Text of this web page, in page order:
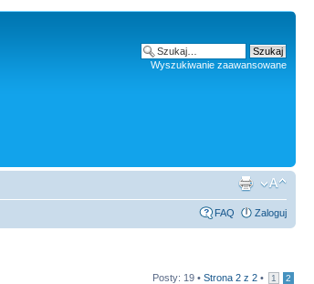
Wyszukiwanie zaawansowane
FAQ Zaloguj
Posty: 19 • Strona 2 z 2 • 1 2